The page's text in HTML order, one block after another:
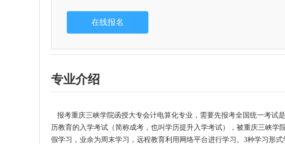
专业介绍
报考重庆三峡学院函授大专会计电算化专业，需要先报考全国统一考试
历教育的入学考试（简称成考，也叫学历提升入学考试），被重庆三峡
假学习，业余为周末学习，远程教育利用网络平台进行学习。3种学习形